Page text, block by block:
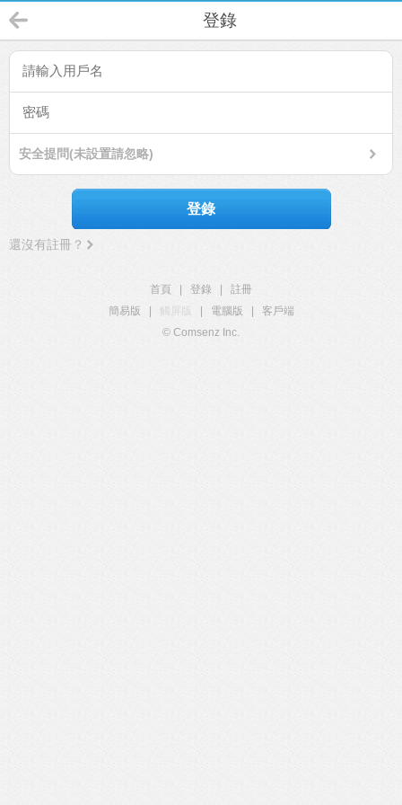
登錄
安全提問(未設置請忽略)
登錄
還沒有註冊？
首頁 登錄
註冊
簡易版
觸屏版 電腦版
客戶端
© Comsenz Inc.